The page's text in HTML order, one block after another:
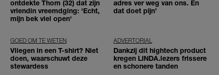
ontdekte Thom (32) dat zijn
vriendin vreemdging: 'Echt,
mijn bek viel open'
adres ver weg van ons. En
dat doet pijn’
GOED OM TE WETEN
Vliegen in een T-shirt? Niet
doen, waarschuwt deze
stewardess
ADVERTORIAL
Dankzij dit hightech product
kregen LINDA.lezers frissere
en schonere tanden